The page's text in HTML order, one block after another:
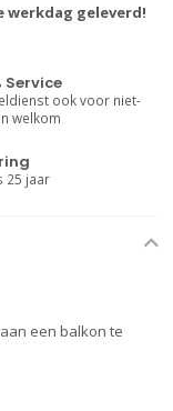
werkdag geleverd!
Service
ook voor niet-
welkom
25 jaar
een balkon te